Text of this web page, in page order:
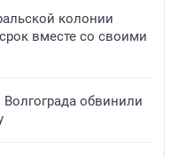
колонии
вместе со своими
обвинили